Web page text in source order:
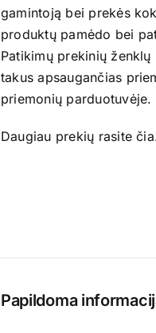
gamintoją bei prekės
produktų pamėdo bei
Patikimų prekinių
takus apsaugančias
priemonių parduotuvėje.
Daugiau prekių rasitečia
Papildoma